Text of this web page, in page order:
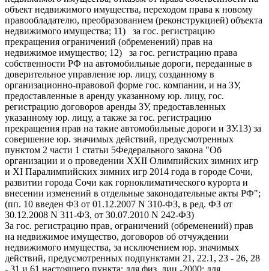
объект недвижимого имущества, переходом права к новому
правообладателю, преобразованием (реконструкцией) объекта
недвижимого имущества; 11) за гос. регистрацию
прекращения ограничений (обременений) прав на
недвижимое имущество; 12) за гос. регистрацию права
собственности РФ на автомобильные дороги, переданные в
доверительное управление юр. лицу, созданному в
организационно-правовой форме гос. компании, и на ЗУ,
предоставленные в аренду указанному юр. лицу, гос.
регистрацию договоров аренды ЗУ, предоставленных
указанному юр. лицу, а также за гос. регистрацию
прекращения прав на такие автомобильные дороги и ЗУ.13) за
совершение юр. значимых действий, предусмотренных
пунктом 2 части 1 статьи 5Федерального закона "Об
организации и о проведении XXII Олимпийских зимних игр
и XI Паралимпийских зимних игр 2014 года в городе Сочи,
развитии города Сочи как горноклиматического курорта и
внесении изменений в отдельные законодательные акты РФ";
(пп. 10 введен ФЗ от 01.12.2007 N 310-ФЗ, в ред. ФЗ от
30.12.2008 N 311-ФЗ, от 30.07.2010 N 242-ФЗ)
За гос. регистрацию прав, ограничений (обременений) прав
на недвижимое имущество, договоров об отчуждении
недвижимого имущества, за исключением юр. значимых
действий, предусмотренных подпунктами 21, 22.1, 23 - 26, 28